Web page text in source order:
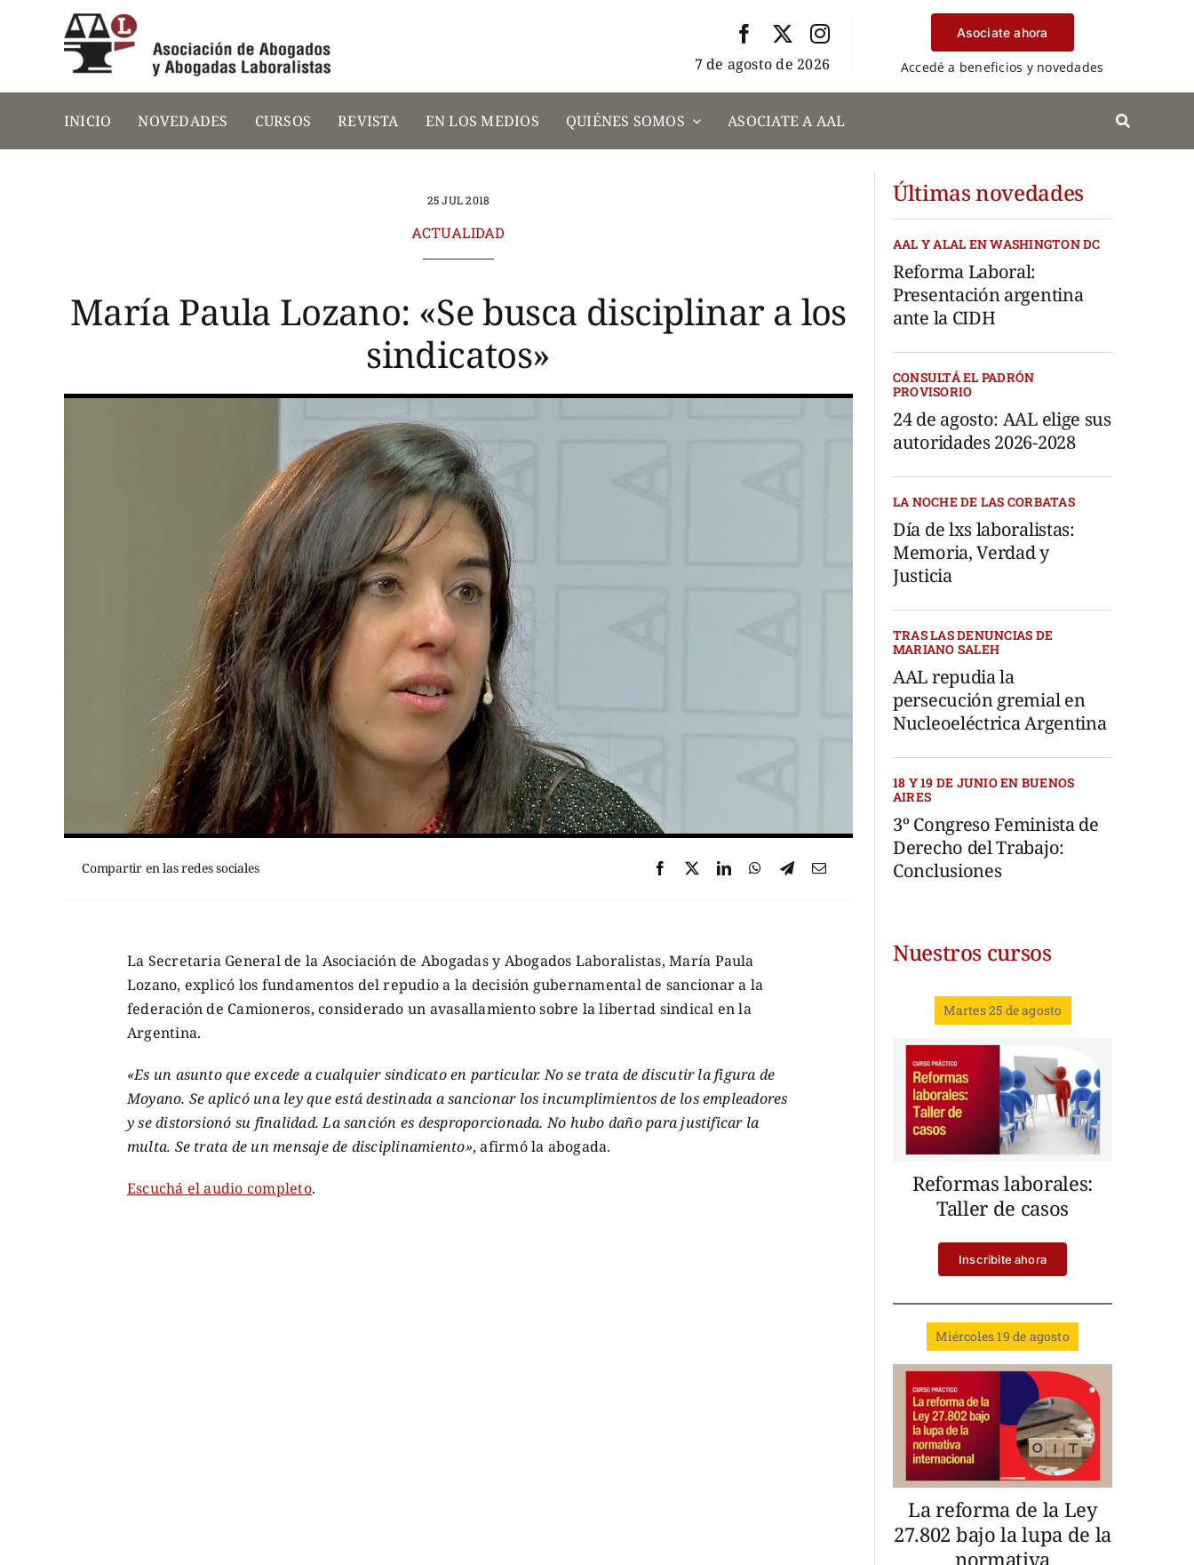
7 de agosto de 2026
Asociate ahora
Accedé a beneficios y novedades
INICIO NOVEDADES CURSOS REVISTA EN LOS MEDIOS QUIÉNES SOMOS ASOCIATE A AAL
25 JUL 2018
ACTUALIDAD
María Paula Lozano: «Se busca disciplinar a los
sindicatos»
Compartir en las redes sociales
La Secretaria General de la Asociación de Abogadas y Abogados Laboralistas, María Paula
Lozano, explicó los fundamentos del repudio a la decisión gubernamental de sancionar a la
federación de Camioneros, considerado un avasallamiento sobre la libertad sindical en la
Argentina.
«Es un asunto que excede a cualquier sindicato en particular. No se trata de discutir la figura de
Moyano. Se aplicó una ley que está destinada a sancionar los incumplimientos de los empleadores
y se distorsionó su finalidad. La sanción es desproporcionada. No hubo daño para justificar la
multa. Se trata de un mensaje de disciplinamiento», afirmó la abogada.
Escuchá el audio completo.
Últimas novedades
AAL Y ALAL EN WASHINGTON DC
Reforma Laboral:
Presentación argentina
ante la CIDH
CONSULTÁ EL PADRÓN
PROVISORIO
24 de agosto: AAL elige sus
autoridades 2026-2028
LA NOCHE DE LAS CORBATAS
Día de lxs laboralistas:
Memoria, Verdad y
Justicia
TRAS LAS DENUNCIAS DE
MARIANO SALEH
AAL repudia la
persecución gremial en
Nucleoeléctrica Argentina
18 Y 19 DE JUNIO EN BUENOS
AIRES
3º Congreso Feminista de
Derecho del Trabajo:
Conclusiones
Nuestros cursos
Martes 25 de agosto
Reformas laborales:
Taller de casos
Inscribite ahora
Miércoles 19 de agosto
La reforma de la Ley
27.802 bajo la lupa de la
normativa